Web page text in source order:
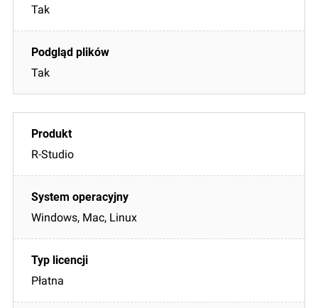
Tak
Tak
R-Studio
Windows, Mac, Linux
Płatna